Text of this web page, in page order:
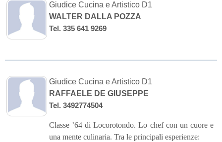
Giudice Cucina e Artistico D1
WALTER DALLA POZZA
Tel. 335 641 9269
Giudice Cucina e Artistico D1
RAFFAELE DE GIUSEPPE
Tel. 3492774504
Classe ’64 di Locorotondo. Lo chef con un cuore e
una mente culinaria. Tra le principali esperienze: